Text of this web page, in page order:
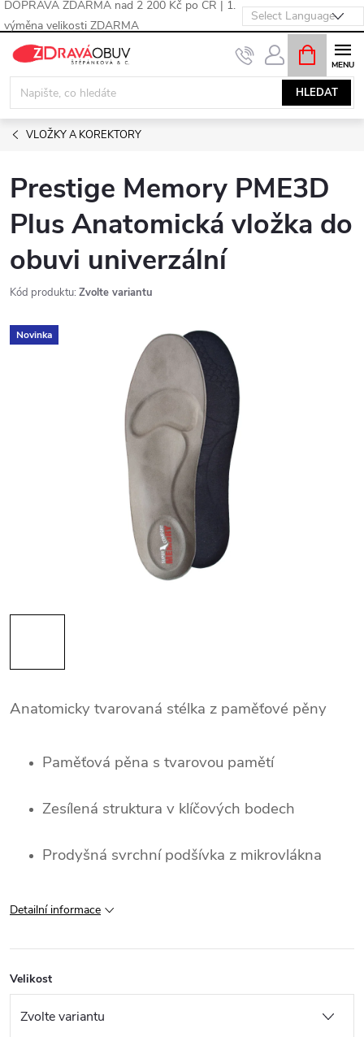
DOPRAVA ZDARMA nad 2 200 Kč po ČR | 1.
výměna velikosti ZDARMA
Přejít
obsah
HLEDAT
NÁKUPNÍ
KOŠÍK
VLOŽKY A KOREKTORY
Prestige Memory PME3D
Plus Anatomická vložka do
obuvi univerzální
Kód produktu: Zvolte variantu
Novinka
Anatomicky tvarovaná stélka z paměťové pěny
Paměťová pěna s tvarovou pamětí
Zesílená struktura v klíčových bodech
Prodyšná svrchní podšívka z mikrovlákna
Detailní informace
Velikost